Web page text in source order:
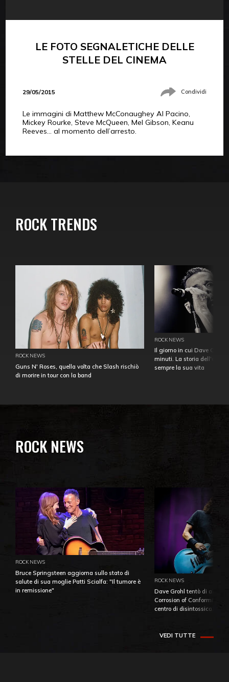
LE FOTO SEGNALETICHE DELLE
STELLE DEL CINEMA
29/05/2015 Condividi
Le immagini di Matthew McConaughey Al Pacino,
Mickey Rourke, Steve McQueen, Mel Gibson, Keanu
Reeves… al momento dell’arresto.
ROCK TRENDS
ROCK NEWS
Guns N' Roses, quella volta che Slash rischiò
di morire in tour con la band
ROCK NEWS
Il giorno in cui Dave
minuti. La storia
sempre la sua vita
ROCK NEWS
ROCK NEWS
Bruce Springsteen aggiorna sullo stato di
salute di sua moglie Patti Scialfa: "Il tumore è
in remissione"
ROCK NEWS
Dave Grohl tentò di
Corrosion of Conformity
centro di
VEDI TUTTE